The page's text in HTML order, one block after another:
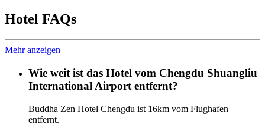
Hotel FAQs
Mehr anzeigen
Wie weit ist das Hotel vom Chengdu Shuangliu
International Airport entfernt?
Buddha Zen Hotel Chengdu ist 16km vom Flughafen
entfernt.